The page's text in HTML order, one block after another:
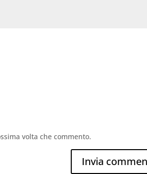
volta che commento.